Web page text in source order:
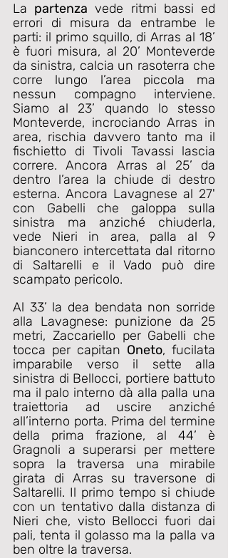
La partenza vede ritmi bassi ed
errori di misura da entrambe le
parti: il primo squillo, di Arras al 18’
è fuori misura, al 20’ Monteverde
da sinistra, calcia un rasoterra che
corre lungo l’area piccola ma
nessun compagno interviene.
Siamo al 23’ quando lo stesso
Monteverde, incrociando Arras in
area, rischia davvero tanto ma il
fischietto di Tivoli Tavassi lascia
correre. Ancora Arras al 25’ da
dentro l’area la chiude di destro
esterna. Ancora Lavagnese al 27'
con Gabelli che galoppa sulla
sinistra ma anziché chiuderla,
vede Nieri in area, palla al 9
bianconero intercettata dal ritorno
di Saltarelli e il Vado può dire
scampato pericolo.
Al 33’ la dea bendata non sorride
alla Lavagnese: punizione da 25
metri, Zaccariello per Gabelli che
tocca per capitan Oneto, fucilata
imparabile verso il sette alla
sinistra di Bellocci, portiere battuto
ma il palo interno dà alla palla una
traiettoria ad uscire anziché
all’interno porta. Prima del termine
della prima frazione, al 44’ è
Gragnoli a superarsi per mettere
sopra la traversa una mirabile
girata di Arras su traversone di
Saltarelli. Il primo tempo si chiude
con un tentativo dalla distanza di
Nieri che, visto Bellocci fuori dai
pali, tenta il golasso ma la palla va
ben oltre la traversa.